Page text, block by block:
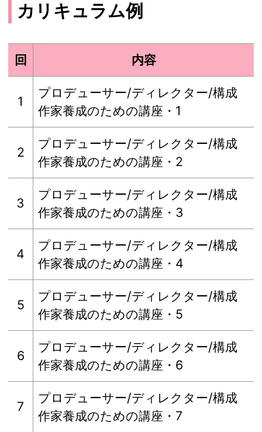
カリキュラム例
回 内容
1
プロデューサー/ディレクター/構成
作家養成のための講座・1
2
プロデューサー/ディレクター/構成
作家養成のための講座・2
3
プロデューサー/ディレクター/構成
作家養成のための講座・3
4
プロデューサー/ディレクター/構成
作家養成のための講座・4
5
プロデューサー/ディレクター/構成
作家養成のための講座・5
6
プロデューサー/ディレクター/構成
作家養成のための講座・6
7
プロデューサー/ディレクター/構成
作家養成のための講座・7